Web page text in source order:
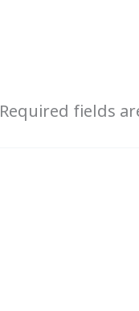
Required fields